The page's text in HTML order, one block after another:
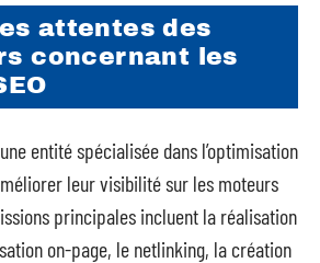
attentes des
concernant les
entité spécialisée dans l’optimisation
leur visibilité sur les moteurs
principales incluent la réalisation
on-page, le netlinking, la création